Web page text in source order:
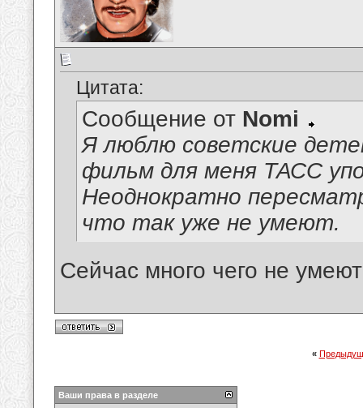
Цитата:
Сообщение от Nomi
Я люблю советские
фильм для меня ТАСС
Неоднократно
что так уже не умеют.
Сейчас много чего не
«
Ваши права в разделе